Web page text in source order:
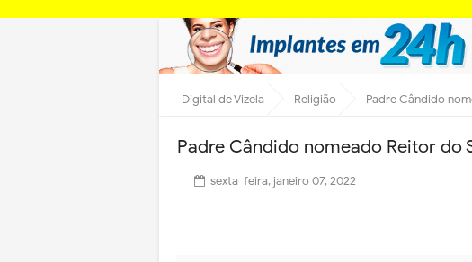
Digital de Vizela Religião Padre Cândido
Padre Cândido nomeado Reitor do
sexta-feira, janeiro 07, 2022